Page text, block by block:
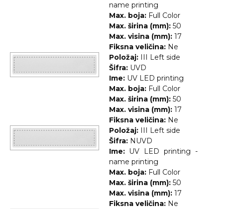
name printing
Max. boja: Full Color
Max. širina (mm): 50
Max. visina (mm): 17
Fiksna veličina: Ne
Položaj:
III Left side
Šifra: UVD
Ime: UV LED printing
Max. boja: Full Color
Max. širina (mm): 50
Max. visina (mm): 17
Fiksna veličina: Ne
Položaj:
III Left side
Šifra: NUVD
Ime: UV LED printing -
name printing
Max. boja: Full Color
Max. širina (mm): 50
Max. visina (mm): 17
Fiksna veličina: Ne